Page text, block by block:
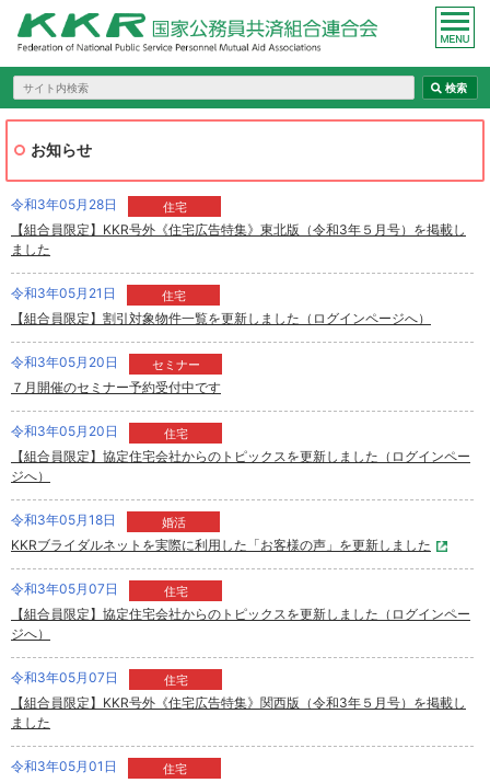
お知らせ
令和3年05月28日 住宅
【組合員限定】KKR号外《住宅広告特集》東北版（令和3年５月号）を掲載し
ました
令和3年05月21日 住宅
【組合員限定】割引対象物件一覧を更新しました（ログインページへ）
令和3年05月20日 セミナー
７月開催のセミナー予約受付中です
令和3年05月20日 住宅
【組合員限定】協定住宅会社からのトピックスを更新しました（ログインペー
ジへ）
令和3年05月18日 婚活
KKRブライダルネットを実際に利用した「お客様の声」を更新しました
令和3年05月07日 住宅
【組合員限定】協定住宅会社からのトピックスを更新しました（ログインペー
ジへ）
令和3年05月07日 住宅
【組合員限定】KKR号外《住宅広告特集》関西版（令和3年５月号）を掲載し
ました
令和3年05月01日 住宅